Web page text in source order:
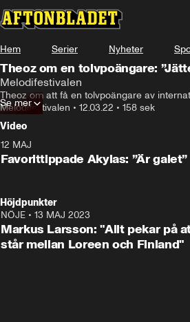
Hem Serier Nyheter
Theoz om en tolvpoängare:
Melodifestivalen
Theoz om att få en tolvpoängare av
Melodifestivalen • 12.03.22 • 158 sek
Se mer
Video
12 MAJ
Favorittippade Akylas: ”Är galet”
Höjdpunkter
NÖJE • 13 MAJ 2023
Markus Larsson: "Allt pekar på
står mellan Loreen och Finland"